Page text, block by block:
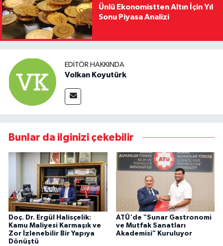
Ünlü Ekonomistten Altın İçin Yıl
Sonu Piyasa Analizi
EDITÖR HAKKINDA
Volkan Koyutürk
Bunlar da ilginizi çekebilir
Doç. Dr. Ergül Halisçelik:
Kamu Maliyesi Karmaşık ve
Zor İzlenebilir Bir Yapıya
Dönüştü
ATÜ'de "Sunar Gastronomi
ve Mutfak Sanatları
Akademisi" Kuruluyor